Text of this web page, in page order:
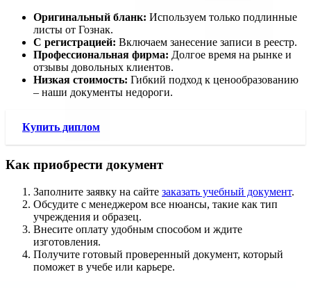
Оригинальный бланк: Используем только подлинные
листы от Гознак.
С регистрацией: Включаем занесение записи в реестр.
Профессиональная фирма: Долгое время на рынке и
отзывы довольных клиентов.
Низкая стоимость: Гибкий подход к ценообразованию
– наши документы недороги.
Купить диплом
Как приобрести документ
Заполните заявку на сайте заказать учебный документ.
Обсудите с менеджером все нюансы, такие как тип
учреждения и образец.
Внесите оплату удобным способом и ждите
изготовления.
Получите готовый проверенный документ, который
поможет в учебе или карьере.